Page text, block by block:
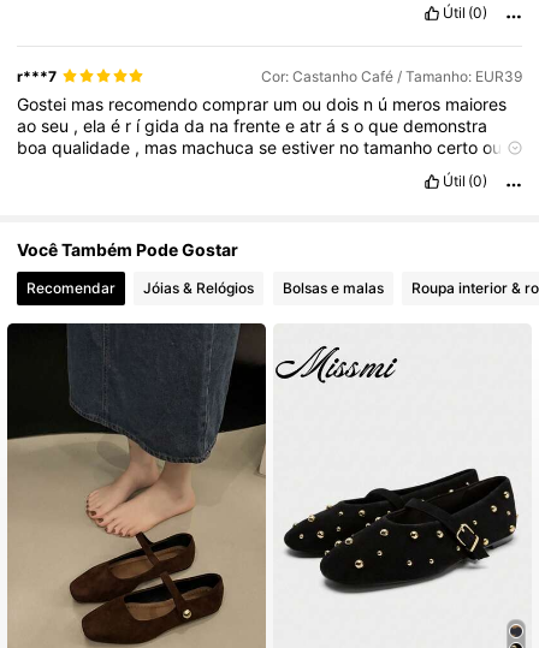
Útil (0)
r***7 Cor: Castanho Café / Tamanho: EUR39
Gostei mas recomendocomprar umoudois n ú meros maiores
aoseu ,elaé r ígidada nafrenteeatrásoquedemonstra
boaqualidade , mas machucaseestiver notamanhocertoou
Útil (0)
Você Também Pode Gostar
Recomendar Jóias & Relógios Bolsas e malas Roupa interior &